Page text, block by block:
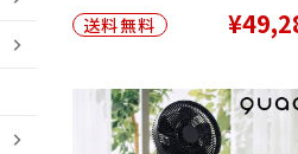
送料無料